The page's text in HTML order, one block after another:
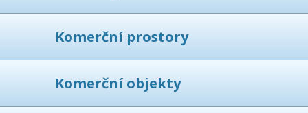
Komerční prostory
Komerční objekty